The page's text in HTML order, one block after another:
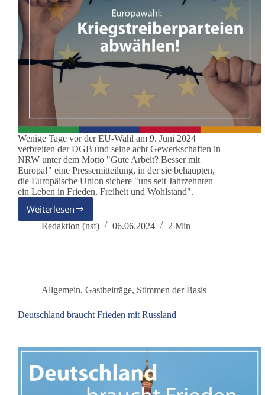
Wenige Tage vor der EU-Wahl am 9. Juni 2024
verbreiten der DGB und seine acht Gewerkschaften in
NRW unter dem Motto "Gute Arbeit? Besser mit
Europa!" eine Pressemitteilung, in der sie behaupten,
die Europäische Union sichere "uns seit Jahrzehnten
ein Leben in Frieden, Freiheit und Wohlstand".
Weiterlesen
Die
Kriegstreiberparteien
Redaktion (nsf) 06.06.2024 2 Min
Allgemein, Gastbeiträge, Stimmen der Basis
Deutschland braucht Frieden mit Russland